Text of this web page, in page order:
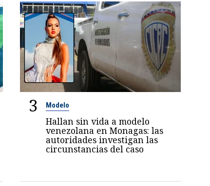
3 Modelo
Hallan sin vida a modelo
venezolana en Monagas: las
autoridades investigan las
circunstancias del caso